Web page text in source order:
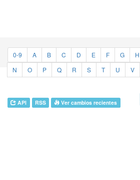
0-9 A B C D E F G H
N
O P Q R S T U V
API RSS Ver cambios recientes